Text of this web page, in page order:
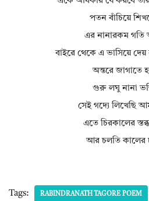
পতন বাঁচিয়ে
এর নানারকম গতি
বাইরে থেকে এ ভাসিয়ে দেয়
অন্তরে জাগাতে
গুরু লঘু নানা
সেই গদ্যে লিখেছি
এতে চিরকালের
আর চলতি কালের
Tags: RABINDRANATH TAGORE POEM